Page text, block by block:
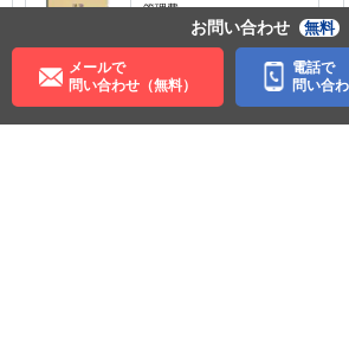
管理費:－
35,000円 礼
－
網走駅 バス3分 税務署裏 徒
歩1分
お問い合わせ 無料
メールで
問い合わせ（無料）
電話で
問い合